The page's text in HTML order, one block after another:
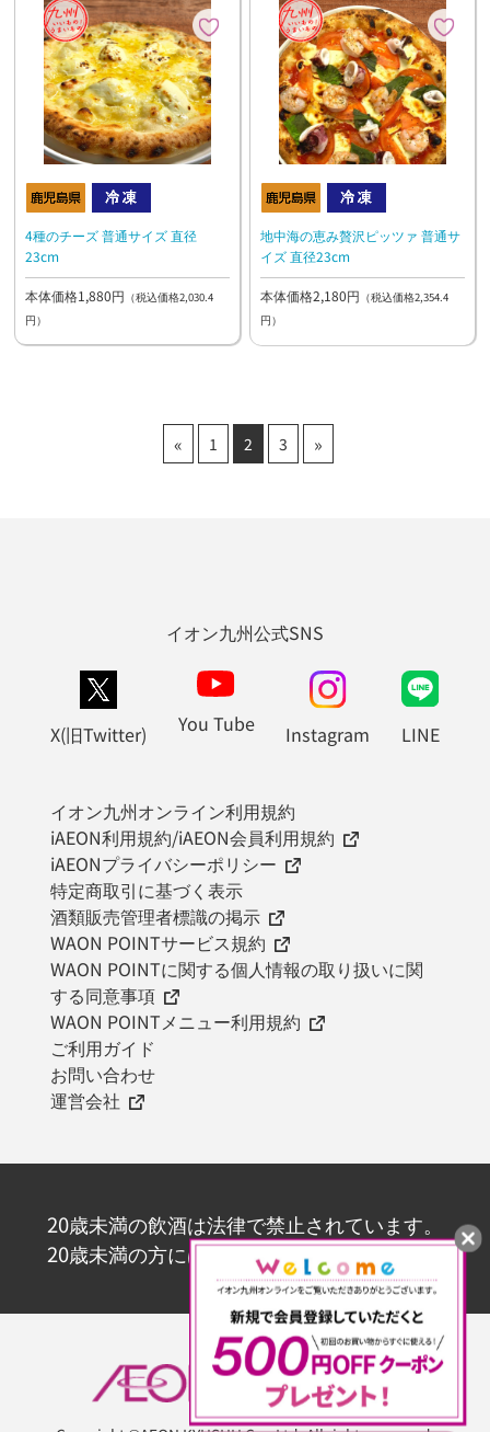
4種のチーズ 普通サイズ 直径
23cm
本体価格1,880円 （税込価格2,030.4
円）
地中海の恵み贅沢ピッツァ 普通サ
イズ 直径23cm
本体価格2,180円 （税込価格2,354.4
円）
« 1 2 3 »
イオン九州公式SNS
X(旧Twitter) You Tube Instagram LINE
イオン九州オンライン利用規約
iAEON利用規約/iAEON会員利用規約
iAEONプライバシーポリシー
特定商取引に基づく表示
酒類販売管理者標識の掲示
WAON POINTサービス規約
WAON POINTに関する個人情報の取り扱いに関
する同意事項
WAON POINTメニュー利用規約
ご利用ガイド
お問い合わせ
運営会社
20歳未満の飲酒は法律で禁止されています。
20歳未満の方にはお酒を販売いたしません。